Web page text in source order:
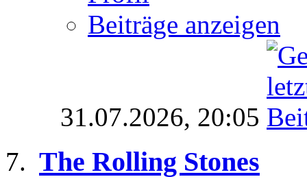
Beiträge anzeigen
31.07.2026, 20:05
The Rolling Stones